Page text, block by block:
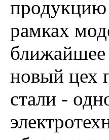
рамках
ближайшее
новый цех
стали -